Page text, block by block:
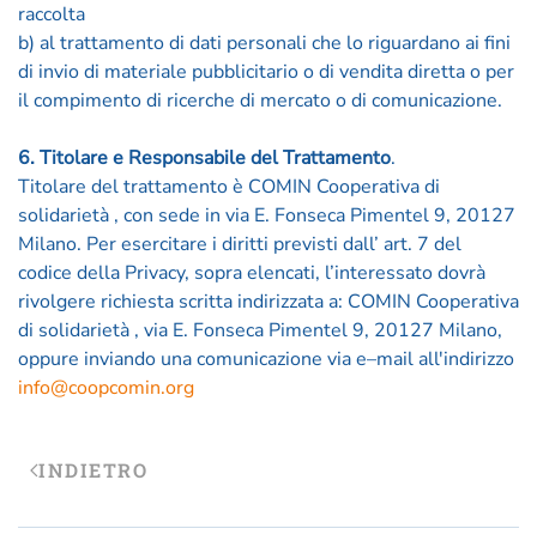
raccolta
b) al trattamento di dati personali che lo riguardano ai fini
di invio di materiale pubblicitario o di vendita diretta o per
il compimento di ricerche di mercato o di comunicazione.
6. Titolare e Responsabile del Trattamento.
Titolare del trattamento è COMIN Cooperativa di
solidarietà , con sede in via E. Fonseca Pimentel 9, 20127
Milano. Per esercitare i diritti previsti dall’ art. 7 del
codice della Privacy, sopra elencati, l’interessato dovrà
rivolgere richiesta scritta indirizzata a: COMIN Cooperativa
di solidarietà , via E. Fonseca Pimentel 9, 20127 Milano,
oppure inviando una comunicazione via e–mail all'indirizzo
info@coopcomin.org
INDIETRO